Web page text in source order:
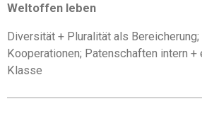
Weltoffen leben
Diversität + Pluralität als Bereicherung;
Kooperationen; Patenschaften intern +
Klasse